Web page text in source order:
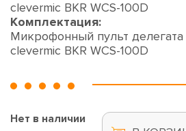
clevermic BKR WCS-100D
Комплектация:
Микрофонный пульт
clevermic BKR WCS-100D
Нет в наличии